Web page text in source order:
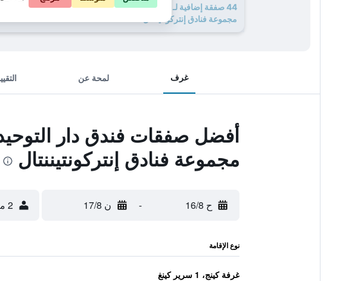
44 صفقة إضافية لـ فندق دار التوحيد إنتركونتيننتال مكة المكرمة أحد
مجموعة فنادق إنتركونتيننتال
غرف لمحة عن
أفضل صفقات فندق دار التوحيد
مجموعة فنادق إنتركونتيننتال
ح 16/8 - ن 17/8 2 من الضيوف، غرفة واحدة
نوع الإقامة
غرفة كينج، 1 سرير كينغ